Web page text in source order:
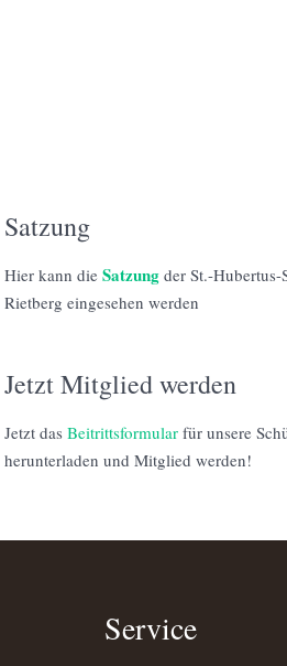
Satzung
Hier kann die Satzung der St.-
Rietberg eingesehen werden
Jetzt Mitglied werden
Jetzt das Beitrittsformular für unsere
herunterladen und Mitglied werden!
Service